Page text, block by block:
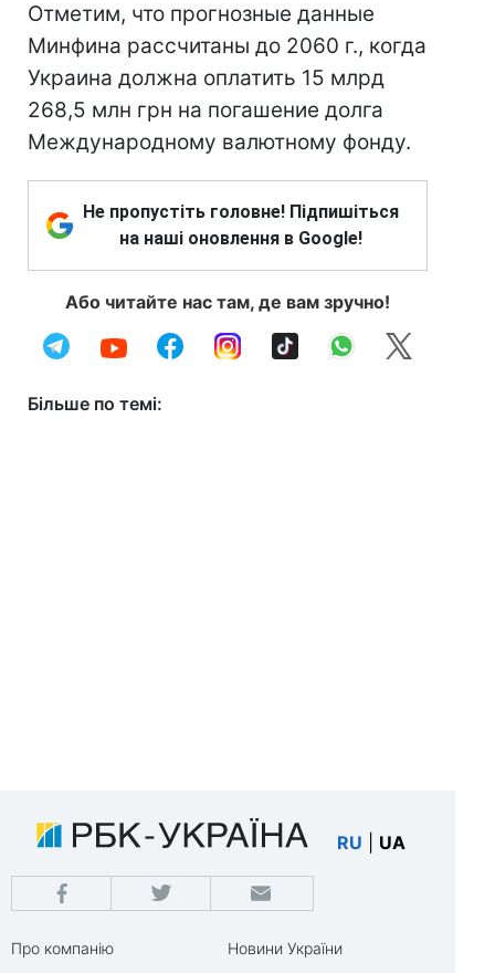
Отметим, что прогнозные данные
Минфина рассчитаны до 2060 г., когда
Украина должна оплатить 15 млрд
268,5 млн грн на погашение долга
Международному валютному фонду.
Не пропустіть головне! Підпишіться
на наші оновлення в Google!
Або читайте нас там, де вам зручно!
Більше по темі:
RU UA
Про компанію
Новини України